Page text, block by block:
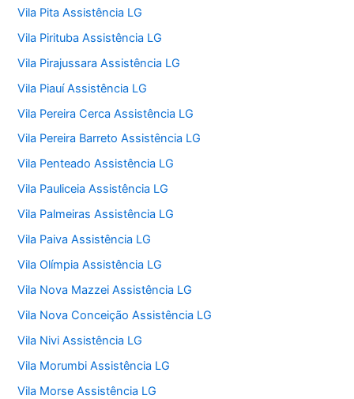
Vila Pita Assistência LG
Vila Pirituba Assistência LG
Vila Pirajussara Assistência LG
Vila Piauí Assistência LG
Vila Pereira Cerca Assistência LG
Vila Pereira Barreto Assistência LG
Vila Penteado Assistência LG
Vila Pauliceia Assistência LG
Vila Palmeiras Assistência LG
Vila Paiva Assistência LG
Vila Olímpia Assistência LG
Vila Nova Mazzei Assistência LG
Vila Nova Conceição Assistência LG
Vila Nivi Assistência LG
Vila Morumbi Assistência LG
Vila Morse Assistência LG